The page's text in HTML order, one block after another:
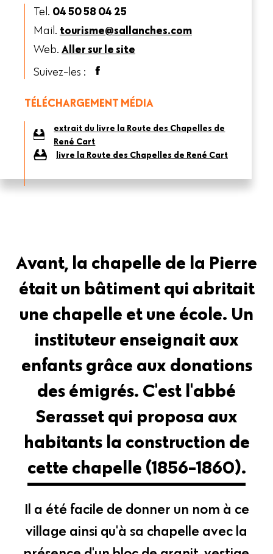
Tel. 04 50 58 04 25
Mail. tourisme@sallanches.com
Web. Aller sur le site
Suivez-les :
TÉLÉCHARGEMENT MÉDIA
extrait du livre la Route des Chapelles de
René Cart
livre la Route des Chapelles de René Cart
Avant, la chapelle de la Pierre
était un bâtiment qui abritait
une chapelle et une école. Un
instituteur enseignait aux
enfants grâce aux donations
des émigrés. C'est l'abbé
Serasset qui proposa aux
habitants la construction de
cette chapelle (1856-1860).
Il a été facile de donner un nom à ce
village ainsi qu'à sa chapelle avec la